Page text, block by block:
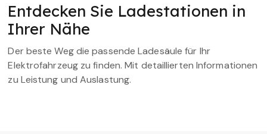
Entdecken Sie Ladestationen in
Ihrer Nähe
Der beste Weg die passende Ladesäule für Ihr
Elektrofahrzeug zu finden. Mit detaillierten Informationen
zu Leistung und Auslastung.